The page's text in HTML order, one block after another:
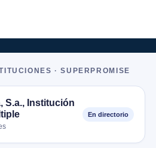
· SUPERPROMISE
S.a., Institución
En directorio